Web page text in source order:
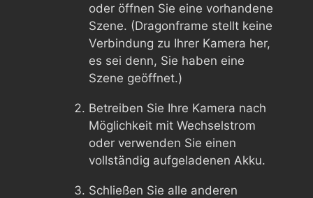
oder öffnen Sie eine vorhandene
Szene. (Dragonframe stellt keine
Verbindung zu Ihrer Kamera her,
es sei denn, Sie haben eine
Szene geöffnet.)
Betreiben Sie Ihre Kamera nach
Möglichkeit mit Wechselstrom
oder verwenden Sie einen
vollständig aufgeladenen Akku.
Schließen Sie alle anderen